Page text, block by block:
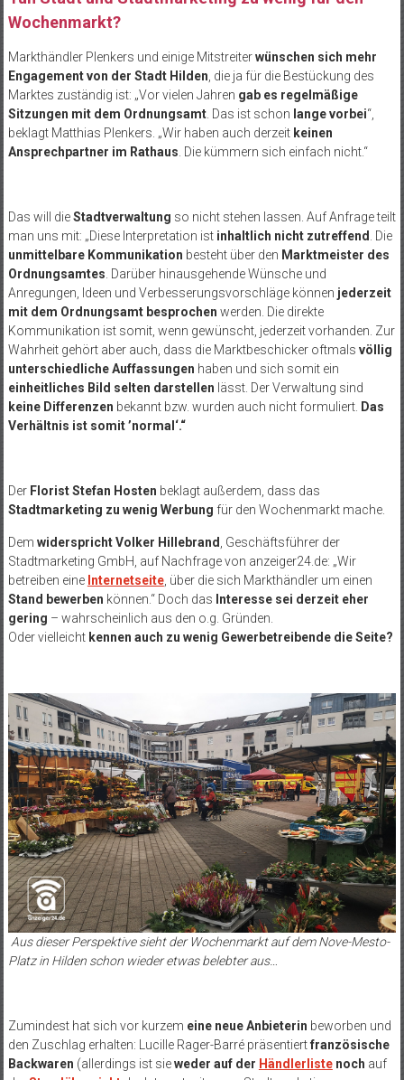
Wochenmarkt?
Markthändler Plenkers und einige Mitstreiterwünschen sich mehr
Engagement von der Stadt Hilden, die ja für die Bestückung des
Marktes zuständig ist: „Vor vielen Jahren gab es regelmäßige
Sitzungen mit dem Ordnungsamt. Das ist schon lange vorbei“,
beklagt Matthias Plenkers. „Wir haben auch derzeit keinen
Ansprechpartner im Rathaus. Die kümmern sich einfach nicht.“
Das will dieStadtverwaltung so nicht stehen lassen. Auf Anfrage teilt
man uns mit: „Diese Interpretation ist inhaltlich nicht zutreffend. Die
unmittelbare Kommunikation besteht über den Marktmeister des
Ordnungsamtes. Darüber hinausgehende Wünsche und
Anregungen, Ideen und Verbesserungsvorschläge können jederzeit
mit dem Ordnungsamt besprochen werden. Die direkte
Kommunikation ist somit, wenn gewünscht, jederzeit vorhanden. Zur
Wahrheit gehört aber auch, dass die Marktbeschicker oftmals völlig
unterschiedliche Auffassungen haben und sich somit ein
einheitliches Bild selten darstellen lässt. Der Verwaltung sind
keine Differenzen bekannt bzw. wurden auch nicht formuliert. Das
Verhältnis ist somit ’normal‘.“
Der Florist Stefan Hosten beklagt außerdem, dass das
Stadtmarketing zu wenig Werbung für den Wochenmarkt mache.
Dem widerspricht Volker Hillebrand, Geschäftsführer der
Stadtmarketing GmbH, auf Nachfrage von anzeiger24.de: „Wir
betreiben eine Internetseite, über die sich Markthändler um einen
Stand bewerben können.“ Doch das Interesse sei derzeit eher
gering – wahrscheinlich aus den o.g. Gründen.
Oder vielleicht kennen auch zu wenig Gewerbetreibende die Seite?
Aus dieser Perspektive sieht der Wochenmarkt auf dem Nove-Mesto-
Platz in Hilden schon wieder etwas belebter aus…
Zumindest hat sich vor kurzem eine neue Anbieterin beworben und
den Zuschlag erhalten: Lucille Rager-Barré präsentiertfranzösische
Backwaren (allerdings ist sieweder auf der Händlerliste noch auf